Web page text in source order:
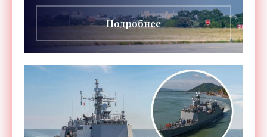
длительностью до 24
Подробнее